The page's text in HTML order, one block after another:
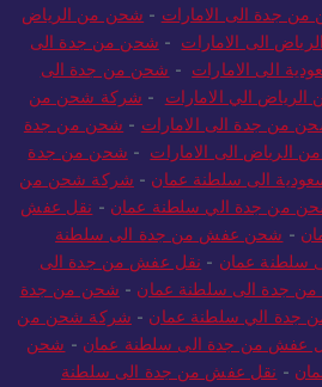
جدة الى الامارات - شحن من الرياض
الى الامارات - شحن من جدة الى
الى الامارات - شحن من جدة الى
الي الامارات - شركة شحن من
من جدة الى الامارات - شحن من جدة
الرياض الى الامارات - شحن من جدة
الى سلطنة عمان - شركة شحن من
من جدة الي سلطنة عمان - نقل عفش
- شحن عفش من جدة الى سلطنة
سلطنة عمان - نقل عفش من جدة الى
جدة الى سلطنة عمان - شحن من جدة
جدة الي سلطنة عمان - شركة شحن من
عفش من جدة الى سلطنة عمان - شحن
- نقل عفش من جدة الى سلطنة